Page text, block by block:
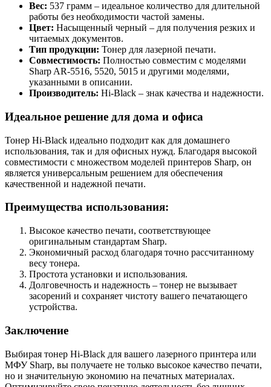
Вес: 537 грамм – идеальное количество для длительной
работы без необходимости частой замены.
Цвет: Насыщенный черный – для получения резких и
читаемых документов.
Тип продукции: Тонер для лазерной печати.
Совместимость: Полностью совместим с моделями
Sharp AR-5516, 5520, 5015 и другими моделями,
указанными в описании.
Производитель: Hi-Black – знак качества и надежности.
Идеальное решение для дома и офиса
Тонер Hi-Black идеально подходит как для домашнего
использования, так и для офисных нужд. Благодаря высокой
совместимости с множеством моделей принтеров Sharp, он
является универсальным решением для обеспечения
качественной и надежной печати.
Преимущества использования:
Высокое качество печати, соответствующее
оригинальным стандартам Sharp.
Экономичный расход благодаря точно рассчитанному
весу тонера.
Простота установки и использования.
Долговечность и надежность – тонер не вызывает
засорений и сохраняет чистоту вашего печатающего
устройства.
Заключение
Выбирая тонер Hi-Black для вашего лазерного принтера или
МФУ Sharp, вы получаете не только высокое качество печати,
но и значительную экономию на печатных материалах.